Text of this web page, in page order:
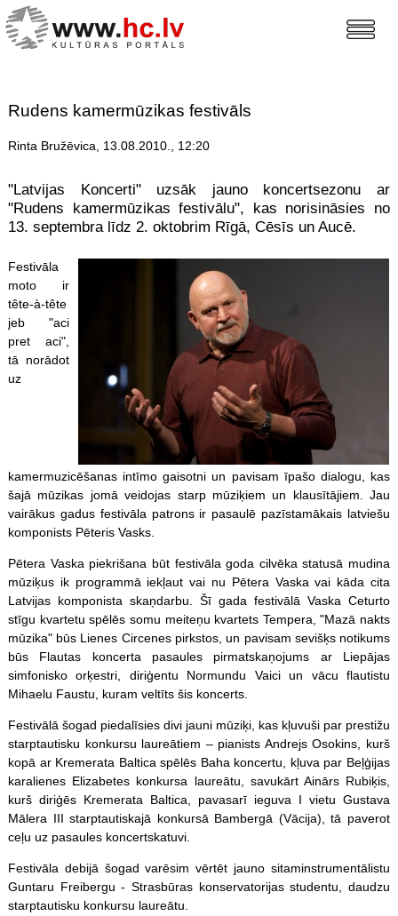
Rudens kamermūzikas festivāls
Rinta Bružēvica, 13.08.2010., 12:20
"Latvijas Koncerti" uzsāk jauno koncertsezonu ar
"Rudens kamermūzikas festivālu", kas norisināsies no
13. septembra līdz 2. oktobrim Rīgā, Cēsīs un Aucē.
Festivāla
moto ir
tête-à-tête
jeb "aci
pret aci",
tā norādot
uz
kamermuzicēšanas intīmo gaisotni un pavisam īpašo dialogu, kas
šajā mūzikas jomā veidojas starp mūziķiem un klausītājiem. Jau
vairākus gadus festivāla patrons ir pasaulē pazīstamākais latviešu
komponists Pēteris Vasks.
Pētera Vaska piekrišana būt festivāla goda cilvēka statusā mudina
mūziķus ik programmā iekļaut vai nu Pētera Vaska vai kāda cita
Latvijas komponista skaņdarbu. Šī gada festivālā Vaska Ceturto
stīgu kvartetu spēlēs somu meiteņu kvartets Tempera, "Mazā nakts
mūzika" būs Lienes Circenes pirkstos, un pavisam sevišķs notikums
būs Flautas koncerta pasaules pirmatskaņojums ar Liepājas
simfonisko orķestri, diriģentu Normundu Vaici un vācu flautistu
Mihaelu Faustu, kuram veltīts šis koncerts.
Festivālā šogad piedalīsies divi jauni mūziķi, kas kļuvuši par prestižu
starptautisku konkursu laureātiem – pianists Andrejs Osokins, kurš
kopā ar Kremerata Baltica spēlēs Baha koncertu, kļuva par Beļģijas
karalienes Elizabetes konkursa laureātu, savukārt Ainārs Rubiķis,
kurš diriģēs Kremerata Baltica, pavasarī ieguva I vietu Gustava
Mālera III starptautiskajā konkursā Bambergā (Vācija), tā paverot
ceļu uz pasaules koncertskatuvi.
Festivāla debijā šogad varēsim vērtēt jauno sitaminstrumentālistu
Guntaru Freibergu - Strasbūras konservatorijas studentu, daudzu
starptautisku konkursu laureātu.